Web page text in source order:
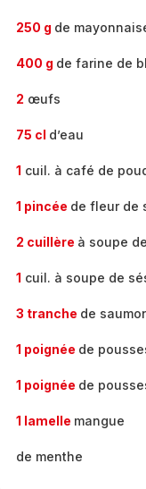
250 g de
400 g de farine de
2 œufs
75 cl d’eau
1 cuil. à café de
1 pincée de fleur de
2 cuillère à soupe
1 cuil. à soupe de
3 tranche de
1 poignée de
1 poignée de
1 lamelle mangue
de menthe